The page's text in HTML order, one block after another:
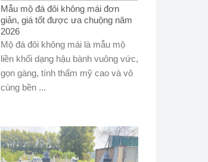
Mẫu mộ đá đôi không mái đơn
giản, giá tốt được ưa chuộng năm
2026
Mộ đá đôi không mái là mẫu mộ
liền khối dạng hậu bành vuông vức,
gọn gàng, tính thẩm mỹ cao và vô
cùng bền ...